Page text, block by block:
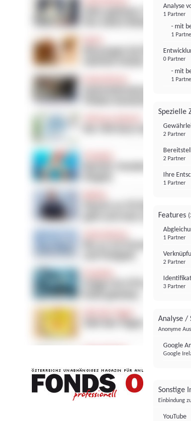
Analyse
1 Partner
- mit
1
0 Partner
- mit
1
Spezielle
2 Partner
2 Partner
Ihre
1 Partner
Features
1 Partner
2 Partner
3 Partner
Analyse /
Anonyme
Google
Google
Sonstige
Einbindung
YouTube